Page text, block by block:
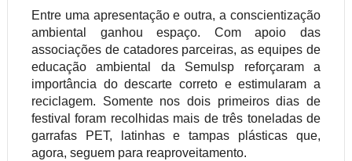
Entre uma apresentação e outra, a conscientização
ambiental ganhou espaço. Com apoio das
associações de catadores parceiras, as equipes de
educação ambiental da Semulsp reforçaram a
importância do descarte correto e estimularam a
reciclagem. Somente nos dois primeiros dias de
festival foram recolhidas mais de três toneladas de
garrafas PET, latinhas e tampas plásticas que,
agora, seguem para reaproveitamento.